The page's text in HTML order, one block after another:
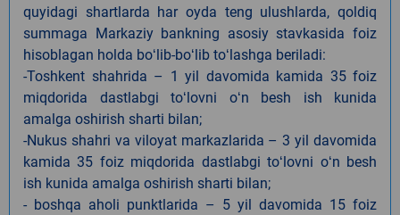
quyidagi shartlarda har oyda teng ulushlarda, qoldiq
summaga Markaziy bankning asosiy stavkasida foiz
hisoblagan holda boʻlib-boʻlib toʻlashga beriladi:
-Toshkent shahrida – 1 yil davomida kamida 35 foiz
miqdorida dastlabgi toʻlovni oʻn besh ish kunida
amalga oshirish sharti bilan;
-Nukus shahri va viloyat markazlarida – 3 yil davomida
kamida 35 foiz miqdorida dastlabgi toʻlovni oʻn besh
ish kunida amalga oshirish sharti bilan;
- boshqa aholi punktlarida – 5 yil davomida 15 foiz